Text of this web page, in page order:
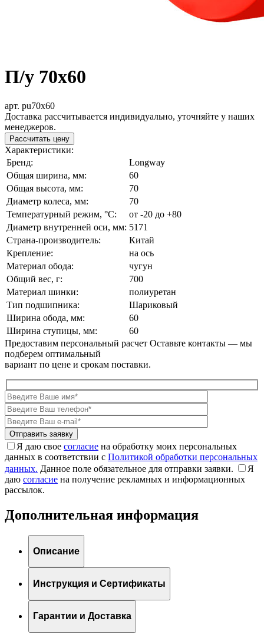
П/у 70x60
арт. pu70x60
Доставка рассчитывается индивидуально, уточняйте у наших
менеджеров.
Рассчитать цену
Характеристики:
Бренд:
Longway
Общая ширина, мм:
60
Общая высота, мм:
70
Диаметр колеса, мм:
70
Температурный режим, °С:
от -20 до +80
Диаметр внутренней оси, мм: 5171
Страна-производитель:
Китай
Крепление:
на ось
Материал обода:
чугун
Общий вес, г:
700
Материал шинки:
полиуретан
Тип подшипника:
Шариковый
Ширина обода, мм:
60
Ширина ступицы, мм:
60
Предоставим персональный расчет Оставьте контакты — мы
подберем оптимальный
вариант по цене и срокам поставки.
Я даю свое согласие на обработку моих персональных
данных в соответствии с Политикой обработки персональных
данных. Данное поле обязательное для отправки заявки.
Я
даю согласие на получение рекламных и информационных
рассылок.
Дополнительная информация
Описание
Инструкция и Сертификаты
Гарантии и Доставка